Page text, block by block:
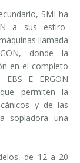
SMI ha
a sus estiro-
llamada
donde la
en el completo
E ERGON
permiten la
y de las
sopladora una
de 12 a 20